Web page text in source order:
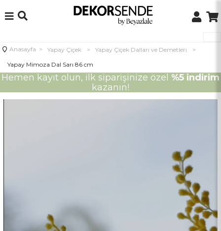
Anasayfa > Yapay Çiçek > Yapay Çiçek Dalları ve Demetleri
>
Yapay Mimoza Dal Sarı 86 cm
Hemen kayıt olun, ilk siparişinize özel %5 indirim
kazanın!